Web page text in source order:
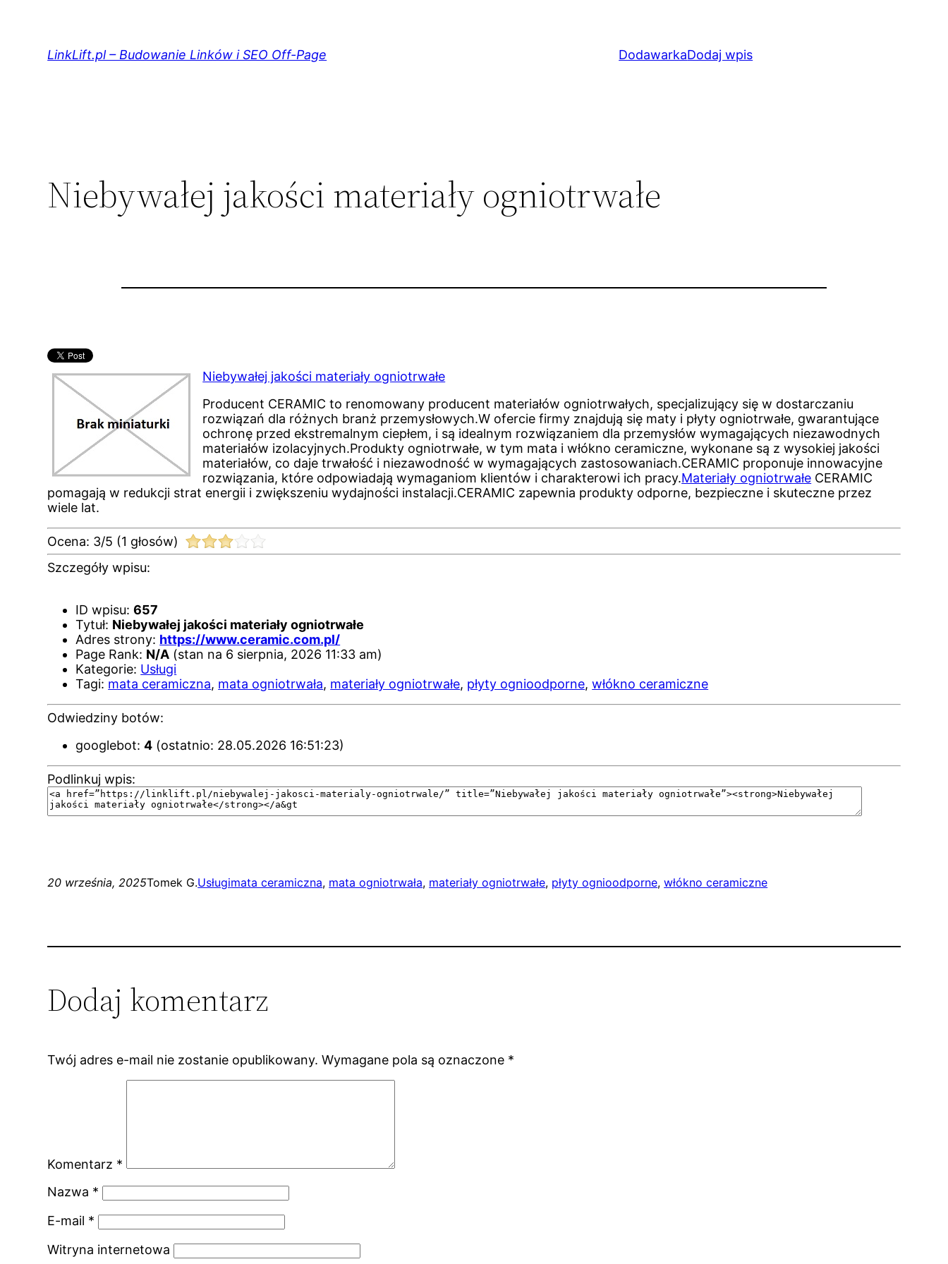
LinkLift.pl – Budowanie Linków i SEO Off-Page
DodawarkaDodaj wpis
Niebywałej jakości materiały ogniotrwałe
Niebywałej jakości materiały ogniotrwałe
Producent CERAMIC to renomowany producent materiałów ogniotrwałych, specjalizujący się w dostarczaniu
rozwiązań dla różnych branż przemysłowych.W ofercie firmy znajdują się maty i płyty ogniotrwałe, gwarantujące
ochronę przed ekstremalnym ciepłem, i są idealnym rozwiązaniem dla przemysłów wymagających niezawodnych
materiałów izolacyjnych.Produkty ogniotrwałe, w tym mata i włókno ceramiczne, wykonane są z wysokiej jakości
materiałów, co daje trwałość i niezawodność w wymagających zastosowaniach.CERAMIC proponuje innowacyjne
rozwiązania, które odpowiadają wymaganiom klientów i charakterowi ich pracy.Materiały ogniotrwałe CERAMIC
pomagają w redukcji strat energii i zwiększeniu wydajności instalacji.CERAMIC zapewnia produkty odporne, bezpieczne i skuteczne przez
wiele lat.
Ocena: 3/5 (1 głosów)
Szczegóły wpisu:
ID wpisu:657
Tytuł: Niebywałej jakości materiały ogniotrwałe
Adres strony: https://www.ceramic.com.pl/
Page Rank: N/A (stan na 6 sierpnia, 2026 11:33 am)
Kategorie: Usługi
Tagi: mata ceramiczna, mata ogniotrwała, materiały ogniotrwałe, płyty ognioodporne,włókno ceramiczne
Odwiedziny botów:
googlebot:4 (ostatnio: 28.05.2026 16:51:23)
Podlinkuj wpis:
20 września, 2025Tomek G.Usługimata ceramiczna, mata ogniotrwała, materiały ogniotrwałe, płyty ognioodporne, włókno ceramiczne
Dodaj komentarz
Twój adres e-mail nie zostanie opublikowany. Wymagane pola są oznaczone *
Komentarz *
Nazwa *
E-mail *
Witryna internetowa